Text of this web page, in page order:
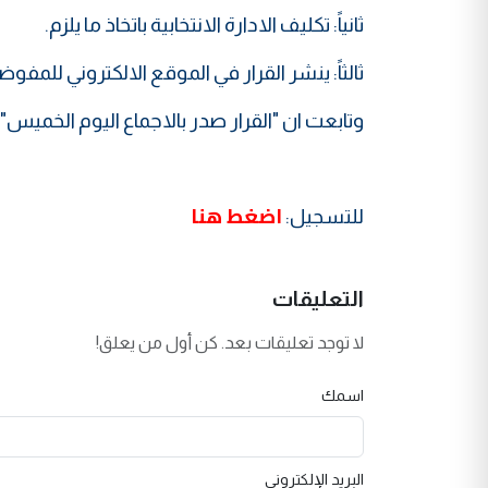
ثانياً: تكليف الادارة الانتخابية باتخاذ ما يلزم.
ثالثاً: ينشر القرار في الموقع الالكتروني
وتابعت ان "القرار صدر بالاجماع اليوم
للتسجيل: اضغط هنا
التعليقات
لا توجد تعليقات بعد. كن أول من يعلق!
اسمك
البريد الإلكتروني